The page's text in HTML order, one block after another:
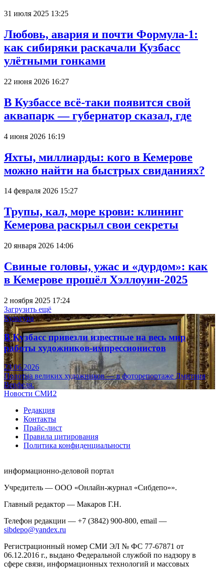
31 июля 2025 13:25
Любовь, авария и почти Формула-1:
как сибиряки раскачали Кузбасс
улётными гонками
22 июня 2026 16:27
В Кузбассе всё-таки появится свой
аквапарк — губернатор сказал, где
4 июня 2026 16:19
Яхты, миллиарды: кого в Кемерове
можно найти на быстрых свиданиях?
14 февраля 2026 15:27
Трупы, кал, море крови: клининг
Кемерова раскрыл свои секреты
20 января 2026 14:06
Свиные головы, ужас и «дурдом»: как
в Кемерове прошёл Хэллоуин-2025
2 ноября 2025 17:24
Загрузить ещё
Культура
В Кузбасс привезли известные на весь мир
работы художников-импрессионистов
23.06.2026
Полотна великих художников — в фоторепортаже Дмитрия
Верфеля.
Новости СМИ2
Редакция
Контакты
Прайс-лист
Правила цитирования
Политика конфиденциальности
информационно-деловой портал
Учредитель — ООО «Онлайн-журнал «Сибдепо»».
Главный редактор — Макаров Г.Н.
Телефон редакции — +7 (3842) 900-800, email —
sibdepo@yandex.ru
Регистрационный номер СМИ ЭЛ № ФС 77-67871 от
06.12.2016 г., выдано Федеральной службой по надзору в
сфере связи, информационных технологий и массовых